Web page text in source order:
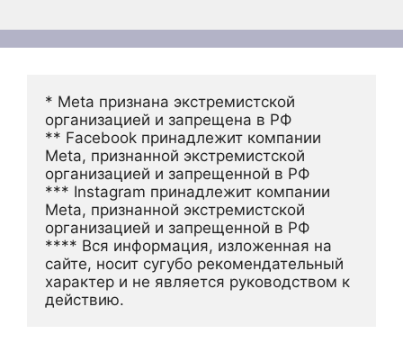
* Meta признана экстремистской
организацией и запрещена в РФ
** Facebook принадлежит компании
Meta, признанной экстремистской
организацией и запрещенной в РФ
*** Instagram принадлежит компании
Meta, признанной экстремистской
организацией и запрещенной в РФ
**** Вся информация, изложенная на
сайте, носит сугубо рекомендательный
характер и не является руководством к
действию.